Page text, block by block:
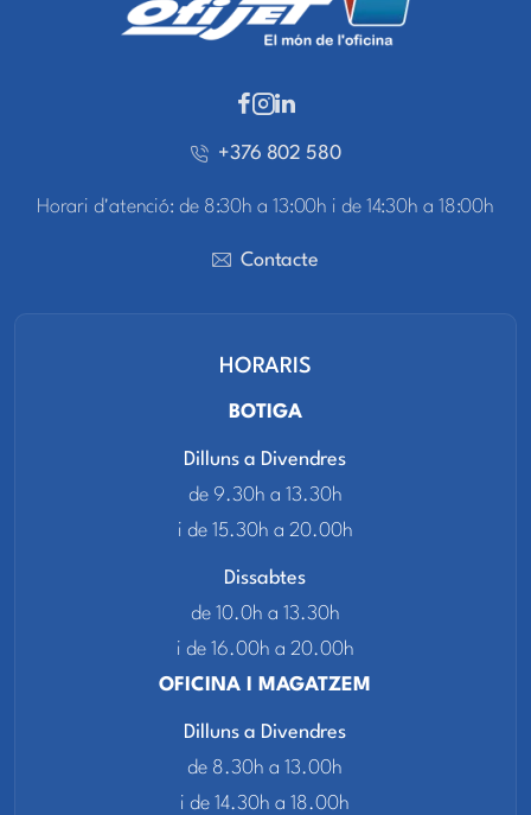
+376 802 580
Horari d'atenció: de 8:30h a 13:00h i de 14:30h a 18:00h
Contacte
HORARIS
BOTIGA
Dilluns a Divendres
de 9.30h a 13.30h
i de 15.30h a 20.00h
Dissabtes
de 10.0h a 13.30h
i de 16.00h a 20.00h
OFICINA I MAGATZEM
Dilluns a Divendres
de 8.30h a 13.00h
i de 14.30h a 18.00h